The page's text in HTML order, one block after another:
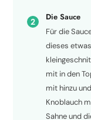
Die Sauce
Für die
dieses
mit in den
mit hinzu
Knoblauch
Sahne und